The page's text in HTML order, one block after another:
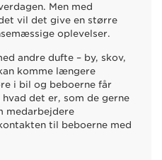
Men med
vil det give en større
oplevelser.
andre dufte – by, skov,
komme længere
i bil og beboerne får
det er, som de gerne
medarbejdere
til beboerne med